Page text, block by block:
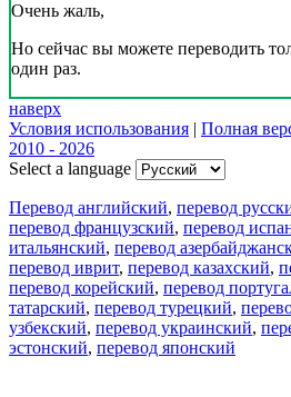
Очень жаль,
Но сейчас вы можете переводить
один раз.
наверх
Условия использования | Полная
2010 - 2026
Select a language
Перевод английский, перевод
перевод французский, перевод
итальянский, перевод
перевод иврит, перевод казахский,
перевод корейский, перевод
татарский, перевод турецкий,
узбекский, перевод украинский,
эстонский, перевод японский